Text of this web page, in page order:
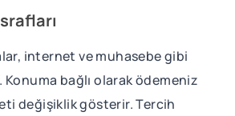
internet ve muhasebe gibi
bağlı olarak ödemeniz
değişiklik gösterir. Tercih